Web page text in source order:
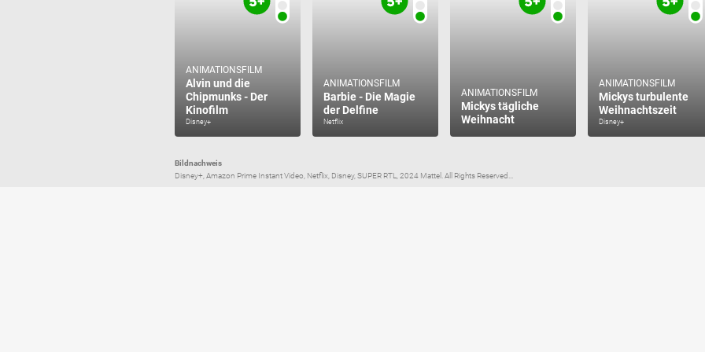
ANIMATIONSFILM
Alvin und die
Chipmunks - Der
Kinofilm
Disney+
ANIMATIONSFILM
Barbie - Die Magie
der Delfine
Netflix
ANIMATIONSFILM
Mickys tägliche
Weihnacht
ANIMATIONSFILM
Mickys turbulente
Weihnachtszeit
Disney+
Bildnachweis
Disney+, Amazon Prime Instant Video, Netflix, Disney, SUPER RTL, 2024 Mattel. All Rights Reserved...